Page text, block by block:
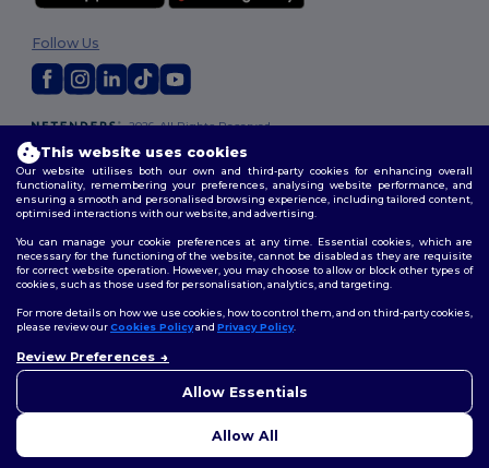
2026. All Rights Reserved
Terms & Conditions |Customization Policy
Policy
Follow Us
This website uses cookies
Our website utilises both our own and third-party cookies for enhancing overall
functionality, remembering your preferences, analysing website performance, and
ensuring a smooth and personalised browsing experience, including tailored content,
optimised interactions with our website, and advertising.
You can manage your cookie preferences at any time. Essential cookies, which are
necessary for the functioning of the website, cannot be disabled as they are requisite
for correct website operation. However, you may choose to allow or block other types of
cookies, such as those used for personalisation, analytics, and targeting.
For more details on how we use cookies, how to control them, and on third-party cookies,
please review ourCookies Policyand Privacy Policy.
Review Preferences
Allow Essentials
Allow All
nebo obavy, můžete nás
chatbot je tu, aby vám pomohl.